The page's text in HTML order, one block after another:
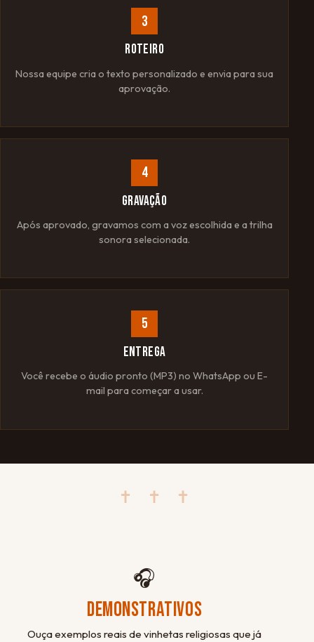
3
ROTEIRO
Nossa equipe cria o texto personalizado e envia para sua
aprovação.
4
GRAVAÇÃO
Após aprovado, gravamos com a voz escolhida e a trilha
sonora selecionada.
5
ENTREGA
Você recebe o áudio pronto (MP3) no WhatsApp ou E-
mail para começar a usar.
✝ ✝ ✝
🎧
DEMONSTRATIVOS
Ouça exemplos reais de vinhetas religiosas que já